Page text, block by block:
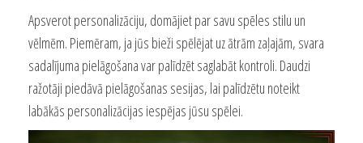
Apsverot personalizāciju, domājiet par savu spēles stilu un
vēlmēm. Piemēram, ja jūs bieži spēlējat uz ātrām zaļajām, svara
sadalījuma pielāgošana var palīdzēt saglabāt kontroli. Daudzi
ražotāji piedāvā pielāgošanas sesijas, lai palīdzētu noteikt
labākās personalizācijas iespējas jūsu spēlei.